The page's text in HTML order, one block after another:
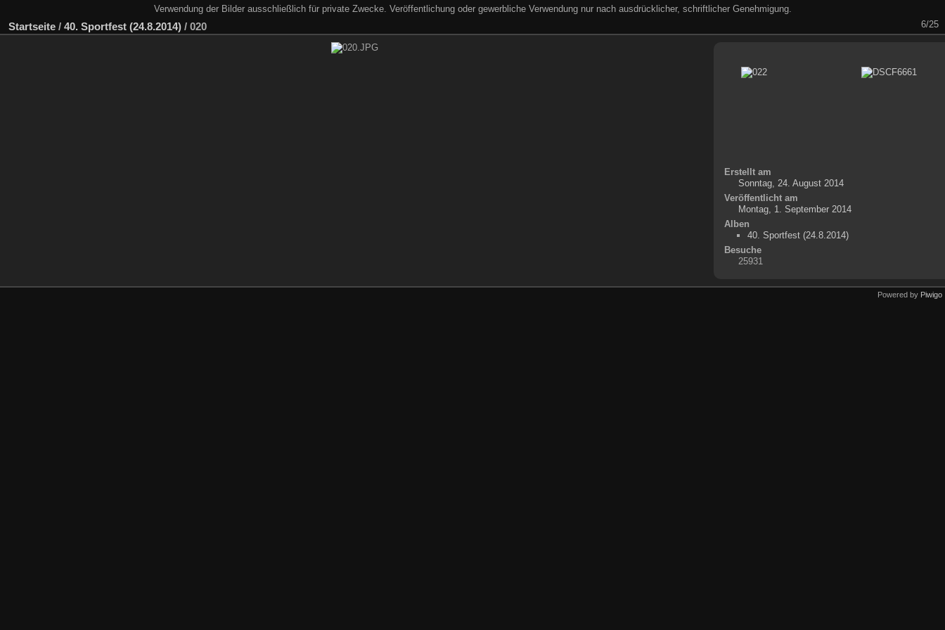
Verwendung der Bilder ausschließlich für private Zwecke. Veröffentlichung oder gewerbliche Verwendung nur nach ausdrücklicher, schriftlicher Genehmigung.
Startseite / 40. Sportfest (24.8.2014) / 020 6/25
Erstellt am
Sonntag, 24. August 2014
Veröffentlicht am
Montag, 1. September 2014
Alben
40. Sportfest (24.8.2014)
Besuche
25931
Powered by Piwigo